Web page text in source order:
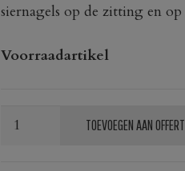
siernagels op de zitting en
Voorraadartikel
Barkruk
TOEVOEGEN AAN